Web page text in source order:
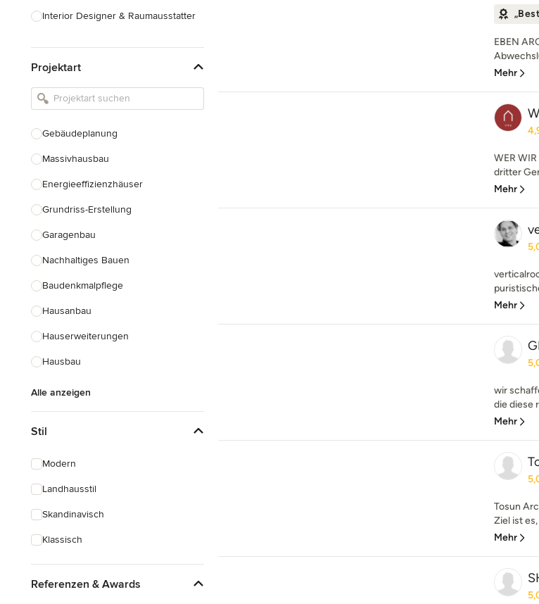
Interior Designer & Raumausstatter
Landschaftsarchitekten
Armaturen & Sanitärbedarf
Einbauschränke
Projektart
Gebäudeplanung
Massivhausbau
Energieeffizienzhäuser
Grundriss-Erstellung
Garagenbau
Nachhaltiges Bauen
Baudenkmalpflege
Hausanbau
Hauserweiterungen
Hausbau
Alle anzeigen
Stil
Modern
Landhausstil
Skandinavisch
Klassisch
Referenzen & Awards
EBEN
Mehr
WER
dritter
Mehr
Mehr
wir
die diese
Mehr
Tosun
Ziel ist
Mehr